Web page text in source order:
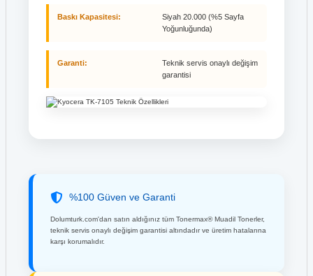
Baskı Kapasitesi:
Siyah 20.000 (%5 Sayfa
Yoğunluğunda)
Garanti:
Teknik servis onaylı değişim
garantisi
%100 Güven ve Garanti
Dolumturk.com'dan satın aldığınız tüm Tonermax® Muadil Tonerler,
teknik servis onaylı değişim garantisi altındadır ve üretim hatalarına
karşı korumalıdır.